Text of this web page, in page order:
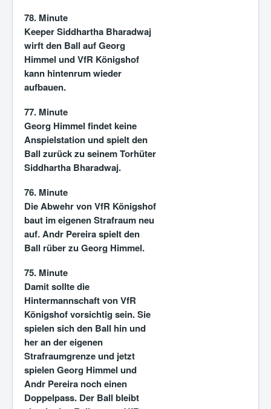
78. Minute
Keeper Siddhartha Bharadwaj
wirft den Ball auf Georg
Himmel und VfR Königshof
kann hintenrum wieder
aufbauen.
77. Minute
Georg Himmel findet keine
Anspielstation und spielt den
Ball zurück zu seinem Torhüter
Siddhartha Bharadwaj.
76. Minute
Die Abwehr von VfR Königshof
baut im eigenen Strafraum neu
auf. Andr Pereira spielt den
Ball rüber zu Georg Himmel.
75. Minute
Damit sollte die
Hintermannschaft von VfR
Königshof vorsichtig sein. Sie
spielen sich den Ball hin und
her an der eigenen
Strafraumgrenze und jetzt
spielen Georg Himmel und
Andr Pereira noch einen
Doppelpass. Der Ball bleibt